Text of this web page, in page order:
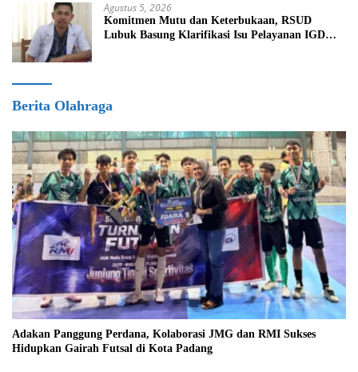
Agustus 5, 2026
Komitmen Mutu dan Keterbukaan, RSUD
Lubuk Basung Klarifikasi Isu Pelayanan IGD
Berita Olahraga
Adakan Panggung Perdana, Kolaborasi JMG dan RMI Sukses
Hidupkan Gairah Futsal di Kota Padang